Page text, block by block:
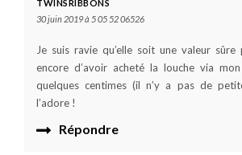
TWINSRIBBONS
30 juin 2019 à 5 05 52 06526
Je suis ravie qu’elle soit une valeur
encore d’avoir acheté la louche via
quelques centimes (il n’y a pas de
l’adore !
Répondre